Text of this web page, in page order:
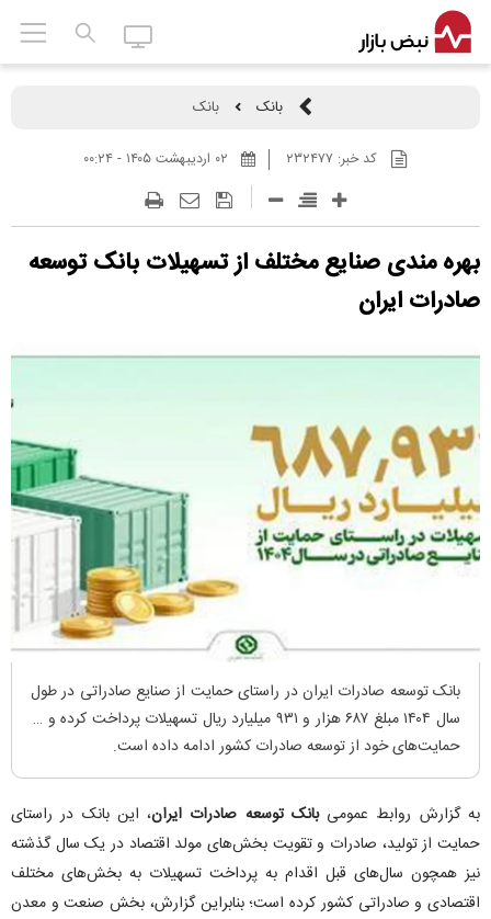
بانک بانک
کد خبر: ۲۳۲۴۷۷
بهره مندی صنایع مختلف از تسهیلات بانک توسعه
صادرات ایران
بانک توسعه صادرات ایران در راستای حمایت از صنایع صادراتی در طول
سال ۱۴۰۴ مبلغ ۶۸۷ هزار و ۹۳۱ میلیارد ریال تسهیلات پرداخت کرده و به
حمایت‌های خود از توسعه صادرات کشور ادامه داده است.
به گزارش روابط عمومیبانک توسعه صادرات ایران، این بانک در راستای
حمایت از تولید، صادرات و تقویت بخش‌های مولد اقتصاد در یک سال گذشته
نیز همچون سال‌های قبل اقدام به پرداخت تسهیلات به بخش‌های مختلف
اقتصادی و صادراتی کشور کرده است؛ بنابراین گزارش، بخش صنعت و معدن